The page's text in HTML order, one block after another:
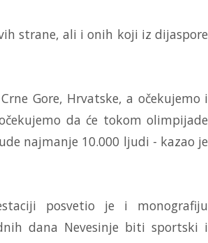
strane, ali i onih koji iz dijaspore
Gore, Hrvatske, a očekujemo i
da će tokom olimpijade
najmanje 10.000 ljudi - kazao je
posvetio je i monografiju
dana Nevesinje biti sportski i